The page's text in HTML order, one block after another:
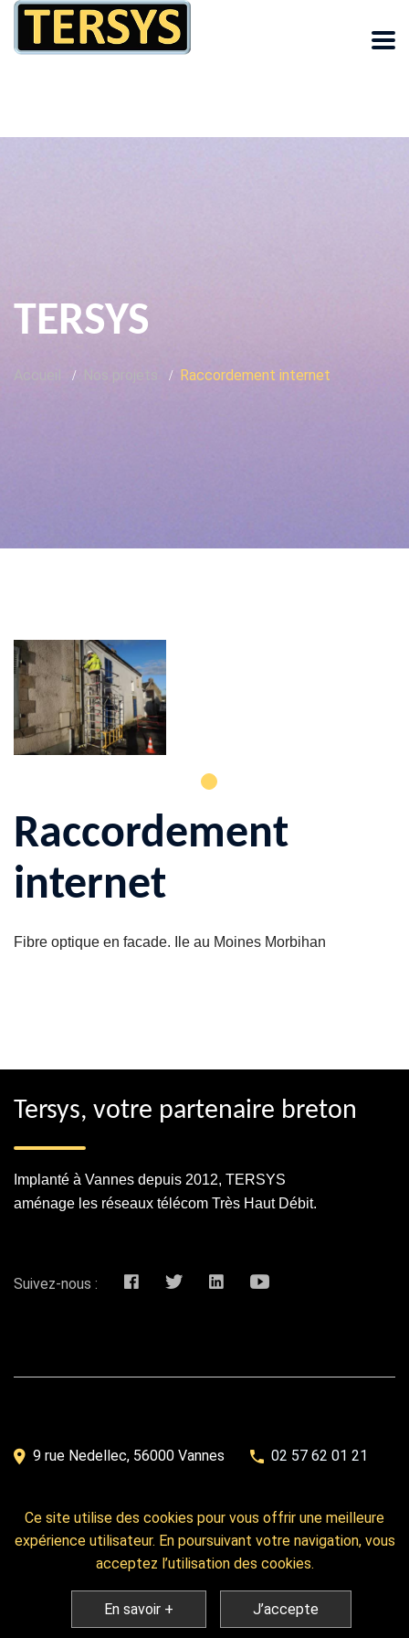
TERSYS
Accueil Nos projets Raccordement internet
Raccordement
internet
Fibre optique en facade. Ile au Moines Morbihan
Tersys, votre partenaire breton
Implanté à Vannes depuis 2012, TERSYS
aménage les réseaux télécom Très Haut Débit.
Suivez-nous :
9 rue Nedellec, 56000 Vannes 02 57 62 01 21
© Copyright 2026 TERSYS - Site réalisé par TERSYS
Mentions Légales
Ce site utilise des cookies pour vous offrir une meilleure
expérience utilisateur. En poursuivant votre navigation, vous
acceptez l’utilisation des cookies.
En savoir + J’accepte